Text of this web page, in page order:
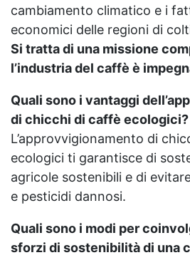
cambiamento climatico e i
economici delle regioni di
Si tratta di una missione
l’industria del caffè è
Quali sono i vantaggi
di chicchi di caffè ecologici?
L’approvvigionamento di
ecologici ti garantisce di
agricole sostenibili e di
e pesticidi dannosi.
Quali sono i modi per
sforzi di sostenibilità di una